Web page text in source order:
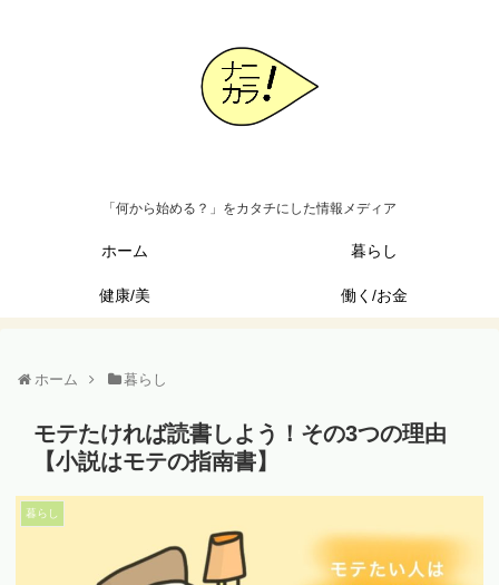
「何から始める？」をカタチにした情報メディア
ホーム 暮らし
健康/美 働く/お金
ホーム 暮らし
モテたければ読書しよう！その3つの理由
【小説はモテの指南書】
暮らし